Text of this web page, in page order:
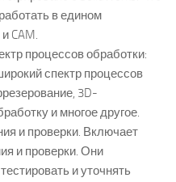
в едином
CAM.
процессов обработки:
спектр процессов
3D-
и многое другое.
и проверки. Включает
и проверки. Они
и уточнять